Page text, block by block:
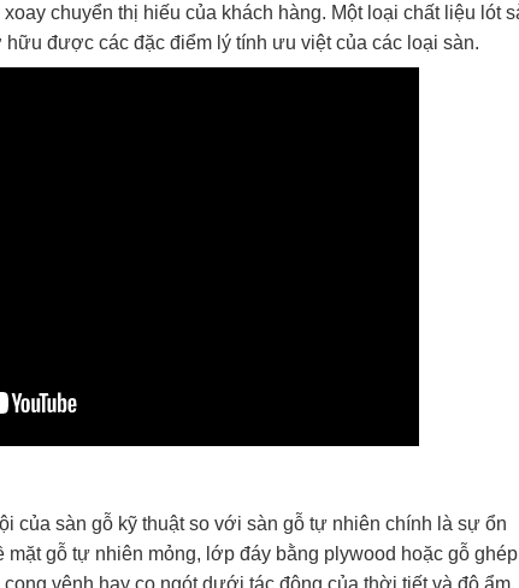
chuyển thị hiếu của khách hàng. Một loại chất liệu lót
được các đặc điểm lý tính ưu việt của các loại sàn.
của sàn gỗ kỹ thuật so với sàn gỗ tự nhiên chính là sự ổn
gỗ tự nhiên mỏng, lớp đáy bằng plywood hoặc gỗ ghép
vênh hay co ngót dưới tác động của thời tiết và độ ẩm.